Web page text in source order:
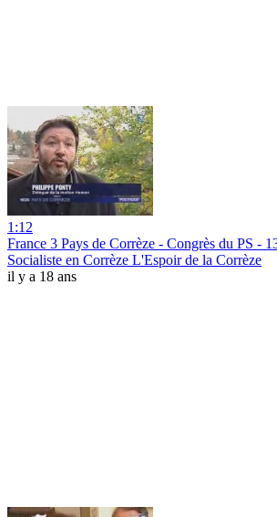
1:12
France 3 Pays de Corrèze - Congrès du PS -
Socialiste en Corrèze L'Espoir de la Corrèze
il y a 18 ans